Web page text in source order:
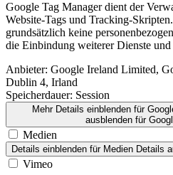
Google Tag Manager dient der
Website-Tags und Tracking-
grundsätzlich keine
die Einbindung weiterer Dienste
Anbieter: Google Ireland Limited,
Dublin 4, Irland
Speicherdauer: Session
Mehr Details einblendenfür
ausblendenfür
Medien
Details einblenden für Medien Details
Vimeo